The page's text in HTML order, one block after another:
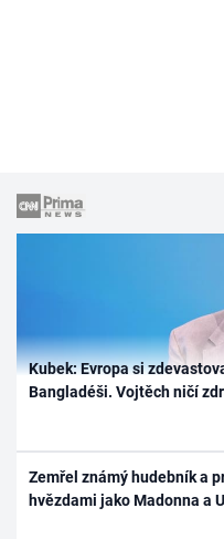
Kubek: Evropa si
Bangladéši. Vojtěch ničí
Zemřel známý hudebník a
hvězdami jako Madonna a